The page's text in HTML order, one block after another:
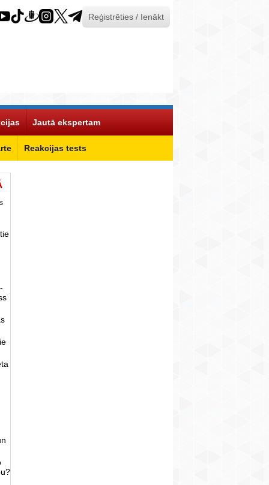
Reģistrēties / Ienākt
Reakcijas tests
Jautā ekspertam